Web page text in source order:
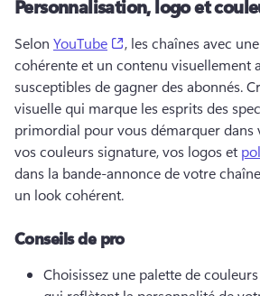
Personnalisation, logo et
Selon YouTube (opens in a new tab)
, les chaînes avec
cohérente et un contenu visuellement
susceptibles de gagner des abonnés.
visuelle qui marque les esprits des
primordial pour vous démarquer dans
vos couleurs signature, vos logos et
dans la bande-annonce de votre
un look cohérent.
Conseils de pro
Choisissez une palette de